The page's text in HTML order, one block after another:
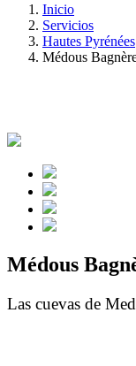
Inicio
Servicios
Hautes Pyrénées
Médous
Médous
Las cuevas de